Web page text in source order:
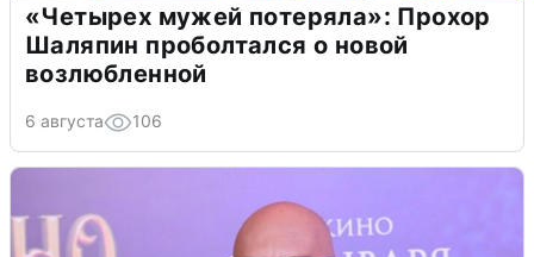
«Четырех мужей потеряла»: Прохор
Шаляпин проболтался о новой
возлюбленной
6 августа 106